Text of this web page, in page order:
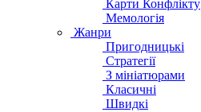
Карти Конфлікту
Мемологія
Жанри
Пригодницькі
Стратегії
З мініатюрами
Класичні
Швидкі